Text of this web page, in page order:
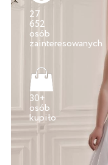
27
652
osób
30+
osób